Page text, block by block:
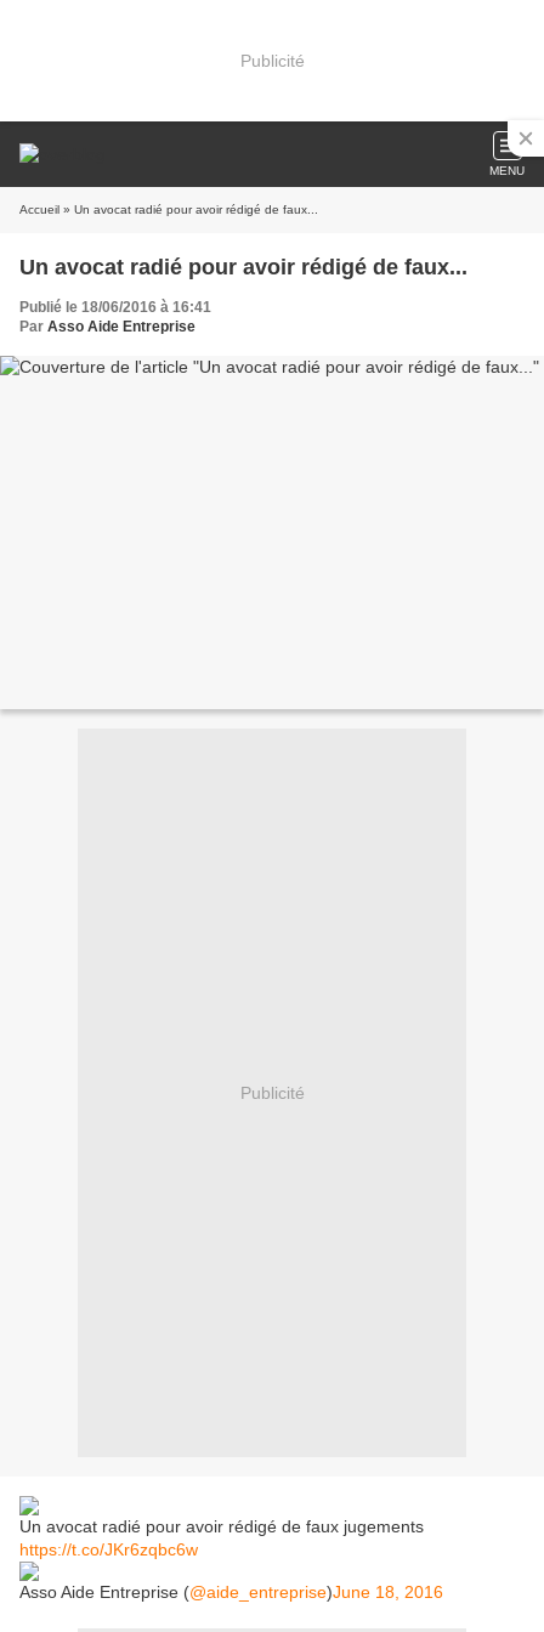
Publicité
MENU
Accueil » Un avocat radié pour avoir rédigé de faux...
Un avocat radié pour avoir rédigé de faux...
Publié le 18/06/2016 à 16:41
Par Asso Aide Entreprise
Publicité
Un avocat radié pour avoir rédigé de faux jugements
https://t.co/JKr6zqbc6w
Asso Aide Entreprise (@aide_entreprise)June 18, 2016